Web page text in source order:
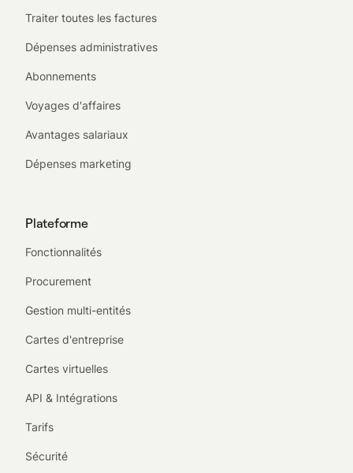
Traiter toutes les factures
Dépenses administratives
Abonnements
Voyages d'affaires
Avantages salariaux
Dépenses marketing
Plateforme
Fonctionnalités
Procurement
Gestion multi-entités
Cartes d'entreprise
Cartes virtuelles
API & Intégrations
Tarifs
Sécurité